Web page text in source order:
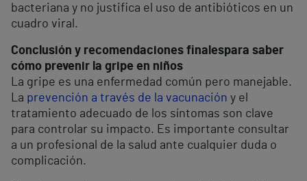
bacteriana y no justifica el uso de antibióticos en un
cuadro viral.
Conclusión y recomendaciones finalespara saber
cómo prevenir la gripe en niños
La gripe es una enfermedad común pero manejable.
La prevención a través de la vacunación y el
tratamiento adecuado de los síntomas son clave
para controlar su impacto. Es importante consultar
a un profesional de la salud ante cualquier duda o
complicación.